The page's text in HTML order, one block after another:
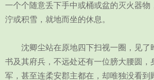
一个个随意丢下手中或桶或盆的灭火器物
泞或积雪，就地而坐的休息。
沈卿尘站在原地四下扫视一圈，见了
书及其府兵，不远处还有一位膀大腰圆，
军，甚至连柔安郡主都在，却唯独没看到